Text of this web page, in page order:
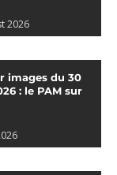
2026
images du 30
: le PAM sur